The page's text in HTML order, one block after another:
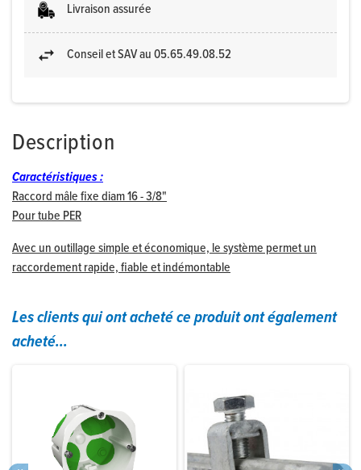
Livraison assurée
Conseil et SAV au 05.65.49.08.52
Description
Caractéristiques :
Raccord mâle fixe diam 16 - 3/8"
Pour tube PER
Avec un outillage simple et économique, le système permet un
raccordement rapide, fiable et indémontable
Les clients qui ont acheté ce produit ont également
acheté...